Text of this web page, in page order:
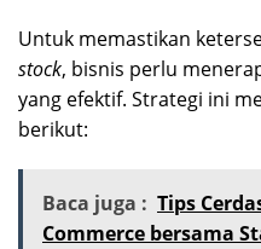
Untuk memastikan
stock, bisnis perlu
yang efektif. Strategi ini
berikut:
Baca juga : Tips
Commerce bersama